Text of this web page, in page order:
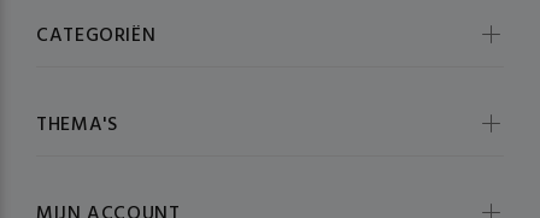
CATEGORIËN
THEMA'S